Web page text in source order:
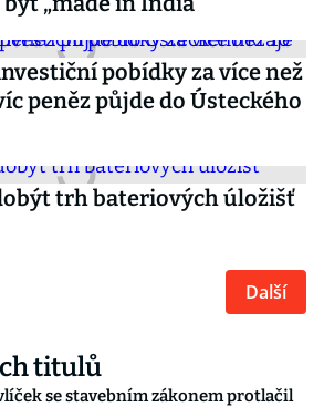
pobídky za více než
peněz půjde do Ústeckého
trh bateriových úložišť
Další
titulů
se stavebním zákonem protlačil